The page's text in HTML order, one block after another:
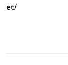
et/